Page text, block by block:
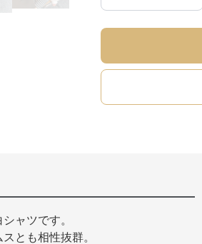
ャツです。
とも相性抜群。